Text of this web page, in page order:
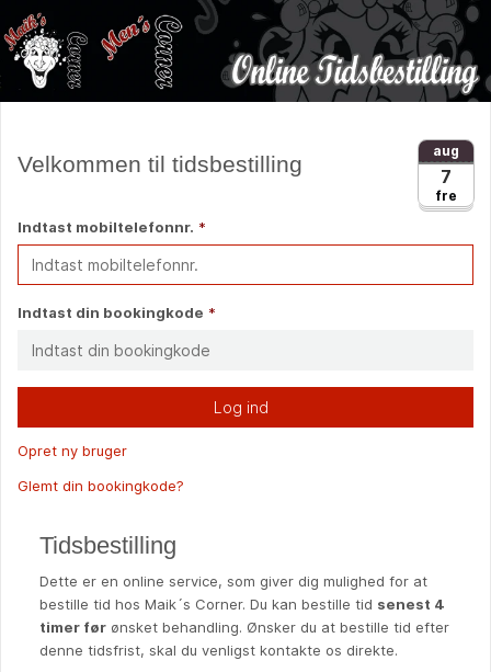
Velkommen til tidsbestilling
fre
aug
7
Indtast mobiltelefonnr. *
Indtast din bookingkode *
Log ind
Opret ny bruger
Glemt din bookingkode?
Tidsbestilling
Dette er en online service, som giver dig mulighed for at
bestille tid hos Maik´s Corner. Du kan bestille tid senest 4
timer før ønsket behandling. Ønsker du at bestille tid efter
denne tidsfrist, skal du venligst kontakte os direkte.